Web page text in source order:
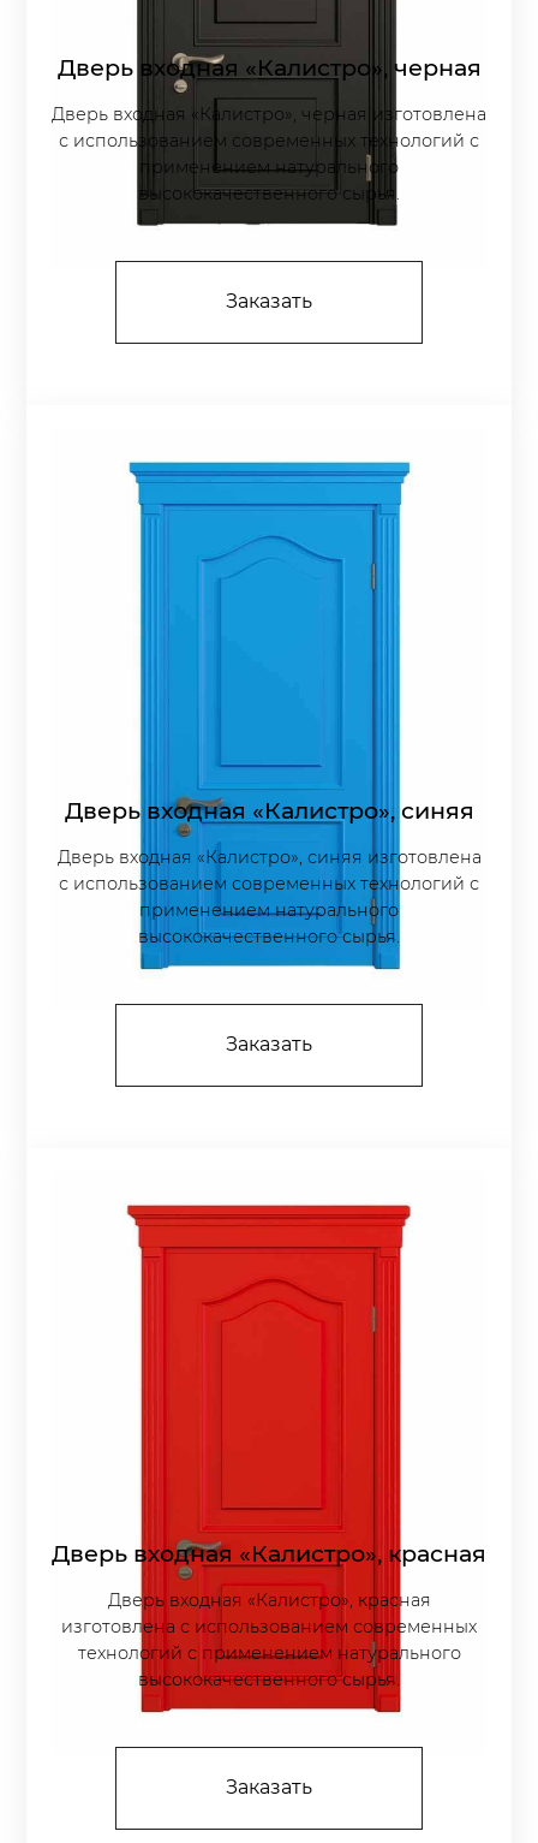
Дверь входная «Калистро», черная
Дверь входная «Калистро», черная изготовлена
с использованием современных технологий с
применением натурального
высококачественного сырья.
Заказать
Дверь входная «Калистро», синяя
Дверь входная «Калистро», синяя изготовлена
с использованием современных технологий с
применением натурального
высококачественного сырья.
Заказать
Дверь входная «Калистро», красная
Дверь входная «Калистро», красная
изготовлена с использованием современных
технологий с применением натурального
высококачественного сырья.
Заказать